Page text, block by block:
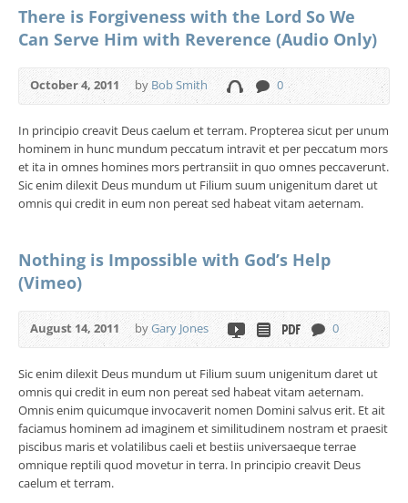
There is Forgiveness with the Lord So We
Can Serve Him with Reverence (Audio Only)
October 4, 2011 by Bob Smith 0
In principio creavit Deus caelum et terram. Propterea sicut per unum
hominem in hunc mundum peccatum intravit et per peccatum mors
et ita in omnes homines mors pertransiit in quo omnes peccaverunt.
Sic enim dilexit Deus mundum ut Filium suum unigenitum daret ut
omnis qui credit in eum non pereat sed habeat vitam aeternam.
Nothing is Impossible with God’s Help
(Vimeo)
August 14, 2011 byGary Jones 0
Sic enim dilexit Deus mundum ut Filium suum unigenitum daret ut
omnis qui credit in eum non pereat sed habeat vitam aeternam.
Omnis enim quicumque invocaverit nomen Domini salvus erit. Et ait
faciamus hominem ad imaginem et similitudinem nostram et praesit
piscibus maris et volatilibus caeli et bestiis universaeque terrae
omnique reptili quod movetur in terra. In principio creavit Deus
caelum et terram.